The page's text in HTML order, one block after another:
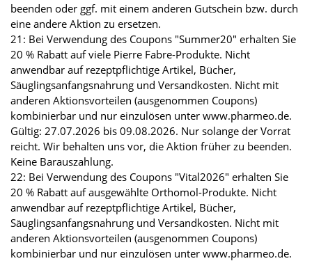
beenden oder ggf. mit einem anderen Gutschein bzw. durch
eine andere Aktion zu ersetzen.
21: Bei Verwendung des Coupons "Summer20" erhalten Sie
20 % Rabatt auf viele Pierre Fabre-Produkte. Nicht
anwendbar auf rezeptpflichtige Artikel, Bücher,
Säuglingsanfangsnahrung und Versandkosten. Nicht mit
anderen Aktionsvorteilen (ausgenommen Coupons)
kombinierbar und nur einzulösen unter www.pharmeo.de.
Gültig: 27.07.2026 bis 09.08.2026. Nur solange der Vorrat
reicht. Wir behalten uns vor, die Aktion früher zu beenden.
Keine Barauszahlung.
22: Bei Verwendung des Coupons "Vital2026" erhalten Sie
20 % Rabatt auf ausgewählte Orthomol-Produkte. Nicht
anwendbar auf rezeptpflichtige Artikel, Bücher,
Säuglingsanfangsnahrung und Versandkosten. Nicht mit
anderen Aktionsvorteilen (ausgenommen Coupons)
kombinierbar und nur einzulösen unter www.pharmeo.de.